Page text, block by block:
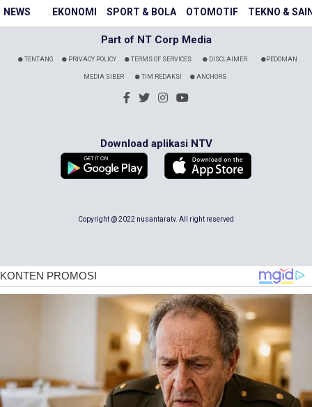
NEWS EKONOMI SPORT & BOLA OTOMOTIF TEKNO &
Part of NT Corp Media
TENTANG PRIVACY POLICY TERMS OF SERVICES DISCLAIMER PEDOMAN
MEDIA SIBER TIM REDAKSI ANCHORS
Download aplikasi NTV
Copyright @ 2022 nusantaratv. All right reserved